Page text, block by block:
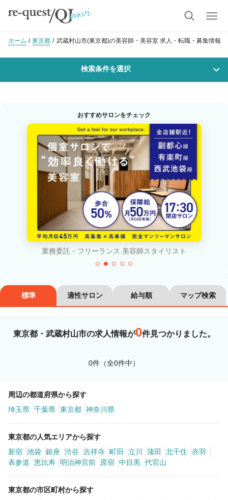
ホーム 東京都 武蔵村山市(東京都)の美容師・美容室 求人・転職・募集情報
検索条件を選択
沿線・駅を選択 市区町村を選択
美容師スタイリスト 美容師アシスタント
カラーリスト フロント・レセプション
ネイリスト エステティシャン
講師・インストラクター 営業・販売スタッフ・その他
雇用形態
業務委託・フリーランス
詳細条件を変更
この条件の求人数
おすすめサロンをチェック
業務委託・フリーランス.美容師スタイリスト
標準 適性サロン 給与順 マップ検索
東京都・武蔵村山市の求人情報が0件見つかりました。
0件（全0件中）
周辺の都道府県から探す
埼玉県 千葉県 東京都 神奈川県
東京都の人気エリアから探す
新宿 池袋 銀座 渋谷 吉祥寺 町田 立川 蒲田 北千住
赤羽
表参道
恵比寿 明治神宮前 原宿 中目黒 代官山
東京都の市区町村から探す